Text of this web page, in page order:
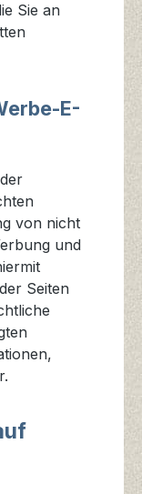
Sie an
E-
von nicht
und
Seiten